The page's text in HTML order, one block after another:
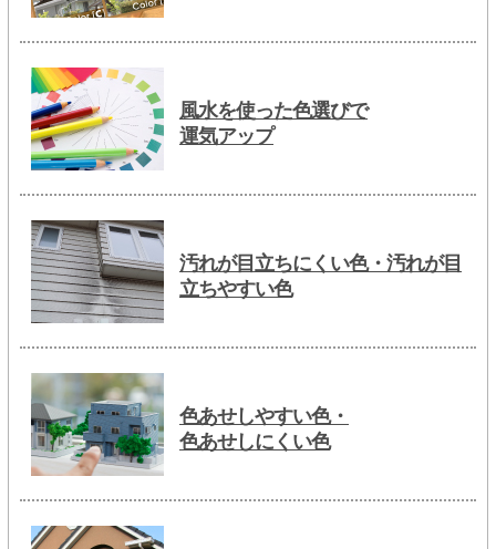
風水を使った色選びで
運気アップ
汚れが目立ちにくい色・汚れが目
立ちやすい色
色あせしやすい色・
色あせしにくい色